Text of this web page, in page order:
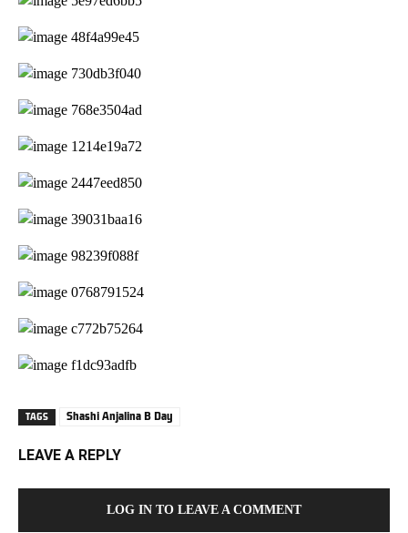
TAGS Shashi Anjalina B Day
LEAVE A REPLY
LOG IN TO LEAVE A COMMENT